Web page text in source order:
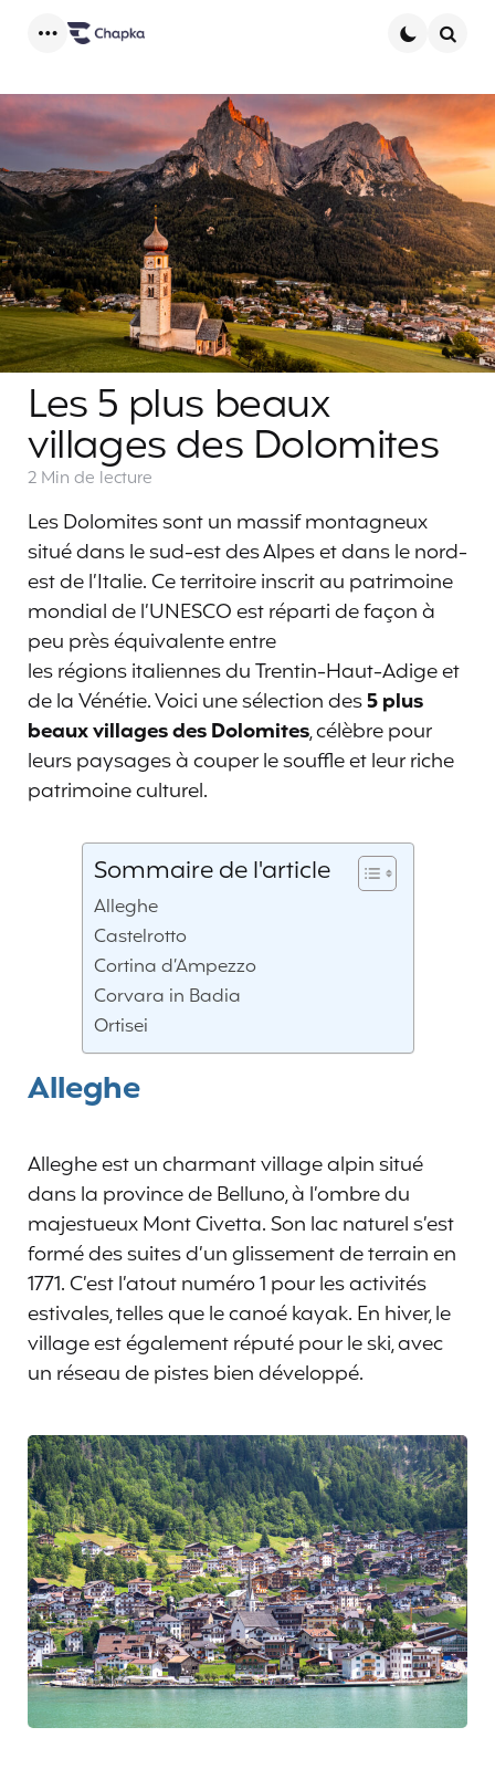
Les 5 plus beaux
villages des Dolomites
2 Min de lecture
Les Dolomites sont un massif montagneux
situé dans le sud-est des Alpes et dans le nord-
est de l’Italie. Ce territoire inscrit au patrimoine
mondial de l’UNESCO est réparti de façon à
peu près équivalente entre
les régions italiennes du Trentin-Haut-Adige et
de la Vénétie. Voici une sélection des5plus
beaux villages des Dolomites, célèbre pour
leurs paysages à couper le souffle et leur riche
patrimoine culturel.
Sommaire de l'article
Alleghe
Castelrotto
Cortina d’Ampezzo
Corvara in Badia
Ortisei
Alleghe
Alleghe est un charmant village alpin situé
dans la province de Belluno, à l’ombre du
majestueux Mont Civetta. Son lac naturel s’est
formé des suites d’un glissement de terrain en
1771. C’est l’atout numéro 1 pour les activités
estivales, telles que le canoé kayak. En hiver, le
village est également réputé pour le ski, avec
un réseau de pistes bien développé.